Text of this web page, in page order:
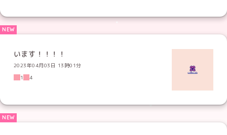
います！！！！
2023年04月03日 13時01分
1
4